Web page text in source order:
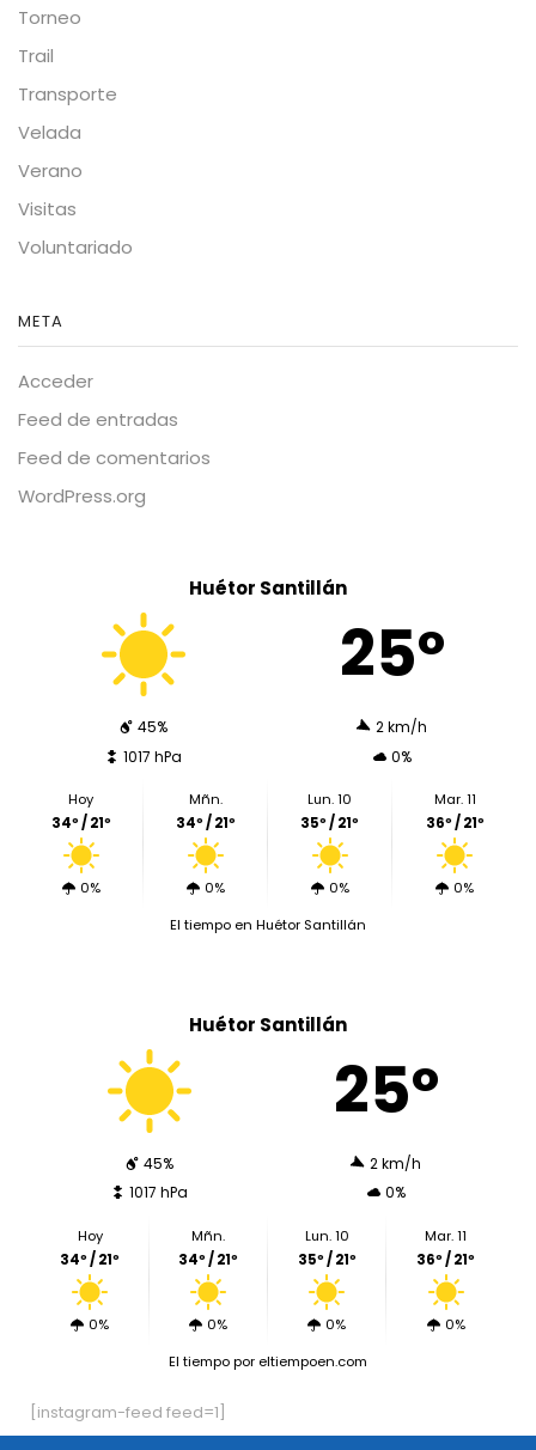
Torneo
Trail
Transporte
Velada
Verano
Visitas
Voluntariado
META
Acceder
Feed de entradas
Feed de comentarios
WordPress.org
Huétor Santillán
25º
45%
2 km/h
1017 hPa
0%
Hoy
34º / 21º
0%
Mñn.
34º / 21º
0%
Lun. 10
35º / 21º
0%
Mar. 11
36º / 21º
0%
El tiempo en Huétor Santillán
Huétor Santillán
25º
45%
2 km/h
1017 hPa
0%
Hoy
34º / 21º
0%
Mñn.
34º / 21º
0%
Lun. 10
35º / 21º
0%
Mar. 11
36º / 21º
0%
El tiempopor eltiempoen.com
[instagram-feed feed=1]